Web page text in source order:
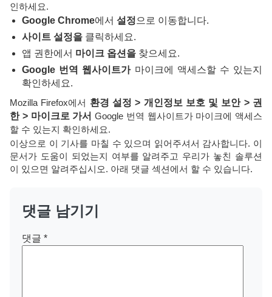
인하세요.
Google Chrome에서 설정으로 이동합니다.
사이트 설정을 클릭하세요.
앱 권한에서 마이크 옵션을 찾으세요.
Google 번역 웹사이트가마이크에 액세스할 수 있는지
확인하세요.
Mozilla Firefox에서 환경 설정 > 개인정보 보호 및 보안 > 권
한 > 마이크로 가서 Google 번역 웹사이트가 마이크에 액세스
할 수 있는지 확인하세요.
이상으로 이 기사를 마칠 수 있으며 읽어주셔서 감사합니다. 이
문서가 도움이 되었는지 여부를 알려주고 우리가 놓친 솔루션
이 있으면 알려주십시오. 아래 댓글 섹션에서 할 수 있습니다.
댓글 남기기
댓글 *